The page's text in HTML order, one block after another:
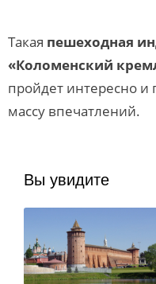
Такая пешеходная
«Коломенский
пройдет интересно и
массу впечатлений.
Вы увидите